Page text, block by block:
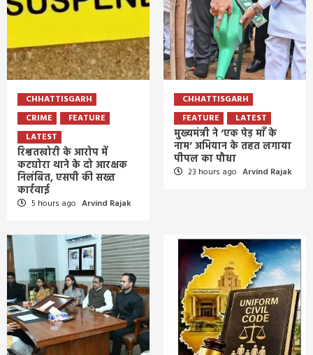
CHHATTISGARH
CRIME
FEATURE
LATEST
रिश्वतखोरी के आरोप में
कटघोरा थाने के दो आरक्षक
निलंबित, एसपी की सख्त
कार्रवाई
5 hours ago Arvind Rajak
CHHATTISGARH
FEATURE
LATEST
मुख्यमंत्री ने ‘एक पेड़ माँ के
नाम’ अभियान के तहत लगाया
पीपल का पौधा
23 hours ago Arvind Rajak